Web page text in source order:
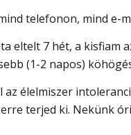
telefonon, mind e-
eltelt 7 hét, a kisfiam
(1-2 napos)
élelmiszer
terjed ki. Nekünk